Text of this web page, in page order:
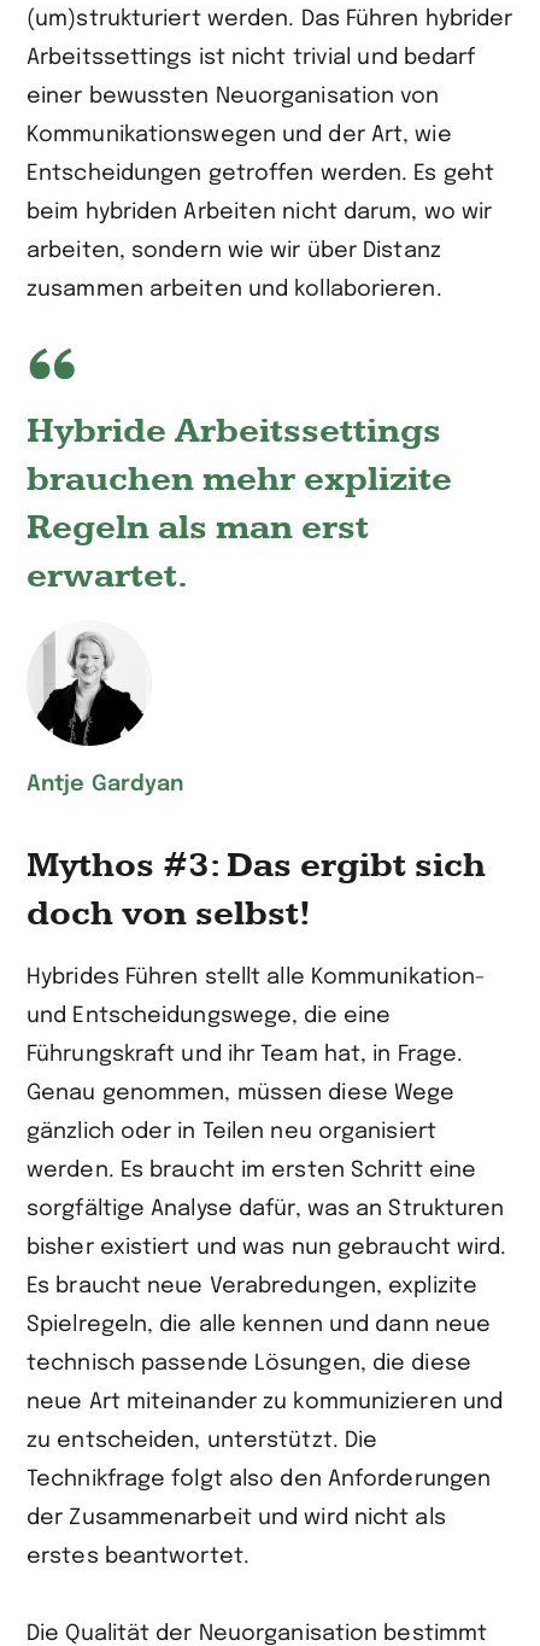
(um)strukturiert werden. Das Führen hybrider
Arbeitssettings ist nicht trivial und bedarf
einer bewussten Neuorganisation von
Kommunikationswegen und der Art, wie
Entscheidungen getroffen werden. Es geht
beim hybriden Arbeiten nicht darum, wo wir
arbeiten, sondern wie wir über Distanz
zusammen arbeiten und kollaborieren.
Hybride Arbeitssettings
brauchen mehr explizite
Regeln als man erst
erwartet.
Antje Gardyan
Mythos #3: Das ergibt sich
doch von selbst!
Hybrides Führen stellt alle Kommunikation-
und Entscheidungswege, die eine
Führungskraft und ihr Team hat, in Frage.
Genau genommen, müssen diese Wege
gänzlich oder in Teilen neu organisiert
werden. Es braucht im ersten Schritt eine
sorgfältige Analyse dafür, was an Strukturen
bisher existiert und was nun gebraucht wird.
Es braucht neue Verabredungen, explizite
Spielregeln, die alle kennen und dann neue
technisch passende Lösungen, die diese
neue Art miteinander zu kommunizieren und
zu entscheiden, unterstützt. Die
Technikfrage folgt also den Anforderungen
der Zusammenarbeit und wird nicht als
erstes beantwortet.
Die Qualität der Neuorganisation bestimmt